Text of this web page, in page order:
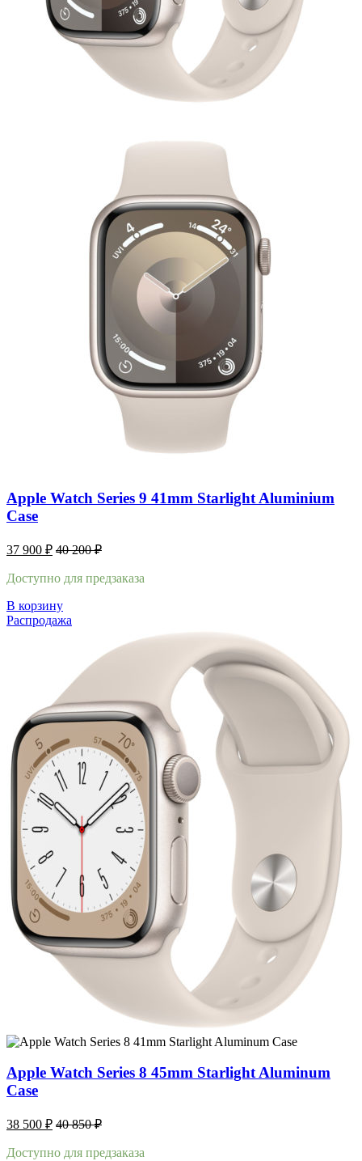
Apple Watch Series 9 41mm Starlight Aluminium
Case
37 900 ₽ 40 200₽
Доступно для предзаказа
В корзину
Распродажа
Apple Watch Series 8 45mm Starlight Aluminum
Case
38 500 ₽ 40 850₽
Доступно для предзаказа